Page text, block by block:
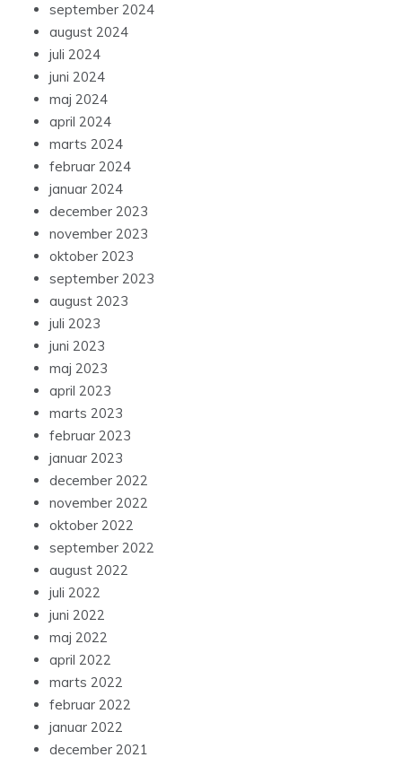
september 2024
august 2024
juli 2024
juni 2024
maj 2024
april 2024
marts 2024
februar 2024
januar 2024
december 2023
november 2023
oktober 2023
september 2023
august 2023
juli 2023
juni 2023
maj 2023
april 2023
marts 2023
februar 2023
januar 2023
december 2022
november 2022
oktober 2022
september 2022
august 2022
juli 2022
juni 2022
maj 2022
april 2022
marts 2022
februar 2022
januar 2022
december 2021